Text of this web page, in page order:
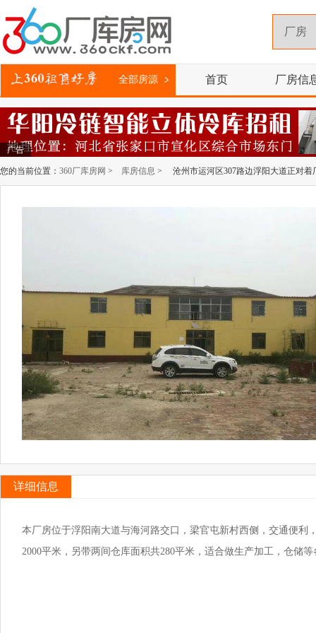
全部房源 首页 厂房信
广告
您的当前位置： 360厂库房网 > 库房信息 > 沧州市运河区307路边浮阳大道正对着
详细信息
本厂房位于浮阳南大道与海河路交口，梁官屯新村西侧，交通便
2000平米，另带两间仓库面积共280平米，适合做生产加工，仓储